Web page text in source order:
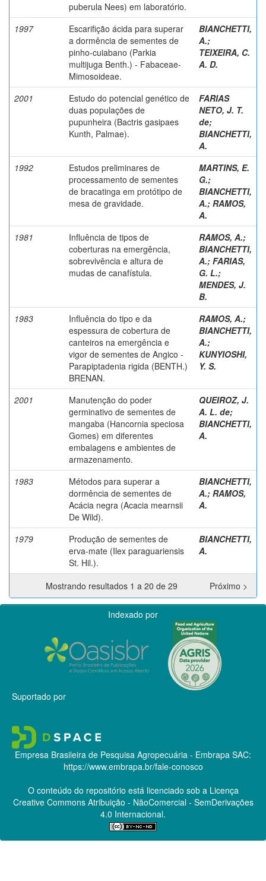
puberula Nees) em laboratório.
1997
Escarifição ácida para superar
a dormência de sementes de
pinho-cuiabano (Parkia
multijuga Benth.) - Fabaceae-
Mimosoideae.
BIANCHETTI,
A.;
TEIXEIRA, C.
A. D.
2001
Estudo do potencial genético de
duas populações de
pupunheira (Bactris gasipaes
Kunth, Palmae).
FARIAS
NETO, J. T.
de;
BIANCHETTI,
A.
1992
Estudos preliminares de
processamento de sementes
de bracatinga em protótipo de
mesa de gravidade.
MARTINS, E.
G.;
BIANCHETTI,
A.; RAMOS,
A.
1981
Influência de tipos de
coberturas na emergência,
sobrevivência e altura de
mudas de canafístula.
RAMOS, A.;
BIANCHETTI,
A.; FARIAS,
G. L.;
MENDES, J.
B.
1983
Influência do tipo e da
espessura de cobertura de
canteiros na emergência e
vigor de sementes de Angico -
Parapiptadenia rigida (BENTH.)
BRENAN.
RAMOS, A.;
BIANCHETTI,
A.;
KUNYIOSHI,
Y. S.
2001
Manutenção do poder
germinativo de sementes de
mangaba (Hancornia speciosa
Gomes) em diferentes
embalagens e ambientes de
armazenamento.
QUEIROZ, J.
A. L. de;
BIANCHETTI,
A.
1983
Métodos para superar a
dormência de sementes de
Acácia negra (Acacia mearnsii
De Wild).
BIANCHETTI,
A.; RAMOS,
A.
1979
Produção de sementes de
erva-mate (Ilex paraguariensis
St. Hil.).
BIANCHETTI,
A.
Mostrando resultados 1 a 20 de 29 Próximo >
Indexado por
Suportado por
Empresa Brasileira de Pesquisa Agropecuária - Embrapa SAC:
https://www.embrapa.br/fale-conosco
O conteúdo do repositório está licenciado sob a Licença
Creative CommonsAtribuição - NãoComercial - SemDerivações
4.0 Internacional.